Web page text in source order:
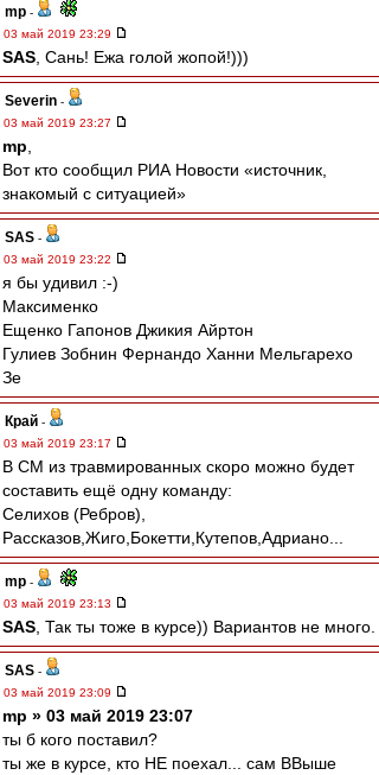
mp -
03 май 2019 23:29
SAS , Сань! Ежа голой жопой!)))
Severin -
03 май 2019 23:27
mp
Вот кто сообщил РИА Новости «источник,
знакомый с ситуацией»
SAS -
03 май 2019 23:22
я бы удивил :-)
Максименко
Ещенко Гапонов Джикия Айртон
Гулиев Зобнин Фернандо Ханни Мельгарехо
Зе
Край -
03 май 2019 23:17
В СМ из травмированных скоро можно будет
составить ещё одну команду:
Селихов (Ребров),
Рассказов,Жиго,Бокетти,Кутепов,Адриано...
mp -
03 май 2019 23:13
SAS , Так ты тоже в курсе)) Вариантов не много.
SAS -
03 май 2019 23:09
mp » 03 май 2019 23:07
ты б кого поставил?
ты же в курсе, кто НЕ поехал... сам ВВыше